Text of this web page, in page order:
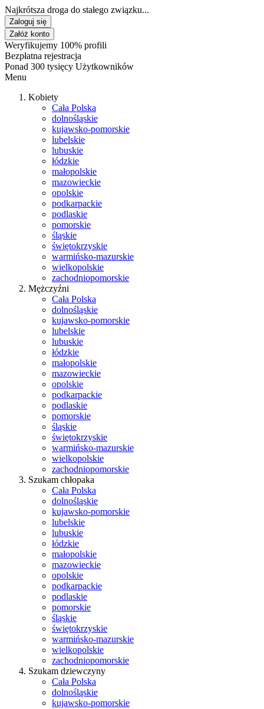
Najkrótsza droga do stałego związku...
Zaloguj się
Załóż konto
Weryfikujemy 100% profili
Bezpłatna rejestracja
Ponad 300 tysięcy Użytkowników
Menu
Kobiety
Cała Polska
dolnośląskie
kujawsko-pomorskie
lubelskie
lubuskie
łódzkie
małopolskie
mazowieckie
opolskie
podkarpackie
podlaskie
pomorskie
śląskie
świętokrzyskie
warmińsko-mazurskie
wielkopolskie
zachodniopomorskie
Mężczyźni
Cała Polska
dolnośląskie
kujawsko-pomorskie
lubelskie
lubuskie
łódzkie
małopolskie
mazowieckie
opolskie
podkarpackie
podlaskie
pomorskie
śląskie
świętokrzyskie
warmińsko-mazurskie
wielkopolskie
zachodniopomorskie
Szukam chłopaka
Cała Polska
dolnośląskie
kujawsko-pomorskie
lubelskie
lubuskie
łódzkie
małopolskie
mazowieckie
opolskie
podkarpackie
podlaskie
pomorskie
śląskie
świętokrzyskie
warmińsko-mazurskie
wielkopolskie
zachodniopomorskie
Szukam dziewczyny
Cała Polska
dolnośląskie
kujawsko-pomorskie